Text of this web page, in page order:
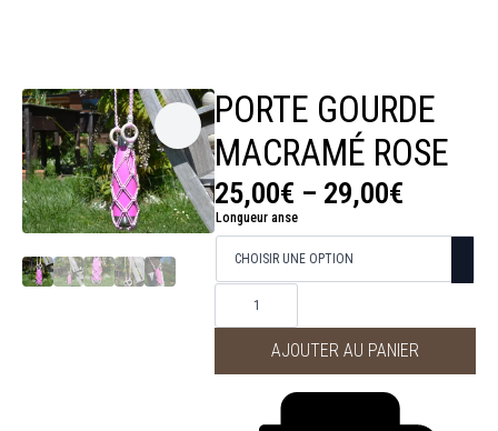
PORTE GOURDE
MACRAMÉ ROSE
25,00€ – 29,00€
Plage
de
prix :
25,00€
29,00€
Longueur anse
quantité
gourde
AJOUTER AU PANIER